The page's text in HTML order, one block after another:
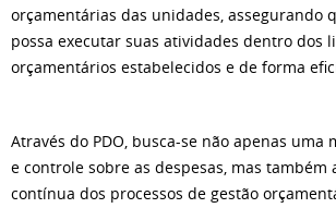
orçamentárias das unidades, assegurando
possa executar suas atividades dentro dos
orçamentários estabelecidos e de forma
Através do PDO, busca-se não apenas uma
e controle sobre as despesas, mas também
contínua dos processos de gestão